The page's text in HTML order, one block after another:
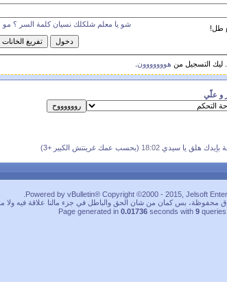
شو يا معلم شلكلك نسيان كلمة السر ؟ مو طل!
ليك التسجيل من هووووووون
و علّي
بإيدك هلق يا سيدي18:02 (بحسب عمك غرينتش الكبير +3)
Powered by vBulletin® Copyright ©2000 - 2015, Jelsoft
محفوظة، بس كمان من شان الحق والباطل في جزء مالنا علاقة فيه ولا
Page generated in 0.01736seconds with 9queries